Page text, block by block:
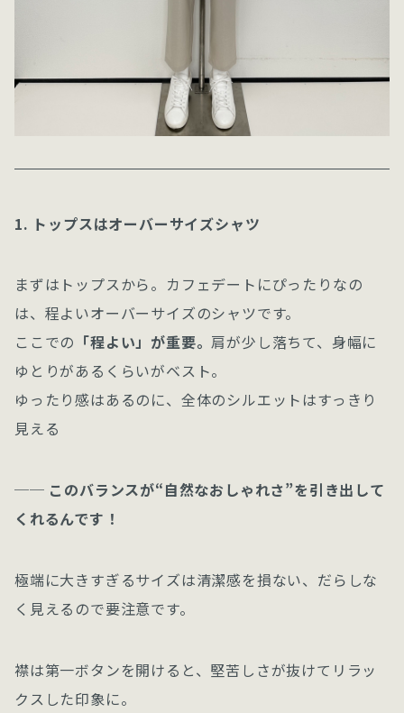
1. トップスはオーバーサイズシャツ
まずはトップスから。カフェデートにぴったりなの
は、程よいオーバーサイズのシャツです。
ここでの 「程よい」が重要。 肩が少し落ちて、身幅に
ゆとりがあるくらいがベスト。
ゆったり感はあるのに、全体のシルエットはすっきり
見える
── このバランスが“自然なおしゃれさ”を引き出して
くれるんです！
極端に大きすぎるサイズは清潔感を損ない、だらしな
く見えるので要注意です。
襟は第一ボタンを開けると、堅苦しさが抜けてリラッ
クスした印象に。